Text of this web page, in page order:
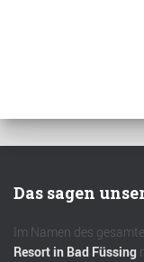
Das sagen
Im Namen des
Resort in Bad Füssing